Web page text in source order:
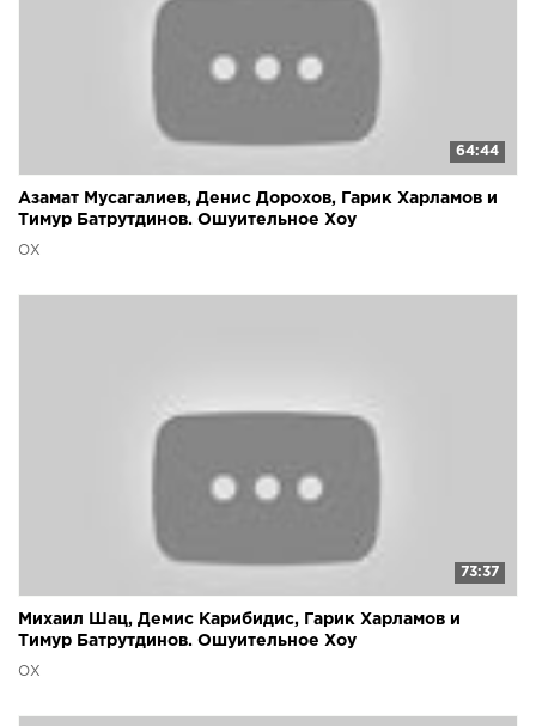
64:44
Азамат Мусагалиев, Денис Дорохов, Гарик Харламов и
Тимур Батрутдинов. Ошуительное Хоу
ОХ
73:37
Михаил Шац, Демис Карибидис, Гарик Харламов и
Тимур Батрутдинов. Ошуительное Хоу
ОХ